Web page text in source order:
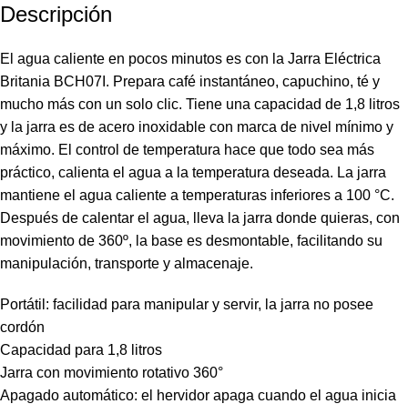
Descripción
El agua caliente en pocos minutos es con la Jarra Eléctrica
Britania BCH07I. Prepara café instantáneo, capuchino, té y
mucho más con un solo clic. Tiene una capacidad de 1,8 litros
y la jarra es de acero inoxidable con marca de nivel mínimo y
máximo. El control de temperatura hace que todo sea más
práctico, calienta el agua a la temperatura deseada. La jarra
mantiene el agua caliente a temperaturas inferiores a 100 °C.
Después de calentar el agua, lleva la jarra donde quieras, con
movimiento de 360º, la base es desmontable, facilitando su
manipulación, transporte y almacenaje.
Portátil: facilidad para manipular y servir, la jarra no posee
cordón
Capacidad para 1,8 litros
Jarra con movimiento rotativo 360°
Apagado automático: el hervidor apaga cuando el agua inicia